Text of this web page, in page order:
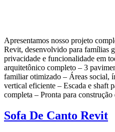
Apresentamos nosso projeto
Revit, desenvolvido para famílias
privacidade e funcionalidade em
arquitetônico completo – 3
familiar otimizado – Áreas social,
vertical eficiente – Escada e shaft
completa – Pronta para
Sofa De Canto Revit